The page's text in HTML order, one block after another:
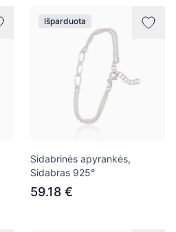
Išparduota
Sidabrinės apyrankės,
Sidabras 925°
59.18 €